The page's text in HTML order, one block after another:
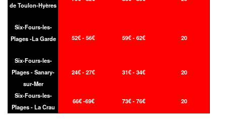
de Toulon-Hyères
Six-Fours-les-
Plages -La Garde
52€ - 56€ 59€ - 62€ 20
Six-Fours-les-
Plages - Sanary-
sur-Mer
24€ - 27€ 31€ - 34€ 20
Six-Fours-les-
Plages - La Crau
66€ -69€ 73€ - 76€ 20